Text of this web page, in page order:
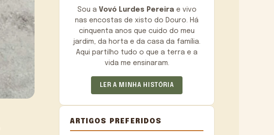
Sou a Vovó Lurdes Pereirae vivo
nas encostas de xisto do Douro. Há
cinquenta anos que cuido do meu
jardim, da horta e da casa da família.
Aqui partilho tudo o que a terra e a
vida me ensinaram.
LER A MINHA HISTÓRIA
ARTIGOS PREFERIDOS